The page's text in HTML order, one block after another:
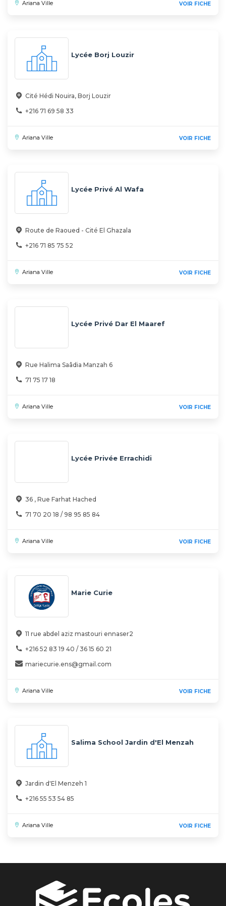
Ariana Ville VOIR FICHE
Lycée Borj Louzir
Cité Hédi Nouira, Borj Louzir
+216 71 69 58 33
Ariana Ville VOIR FICHE
Lycée Privé Al Wafa
Route de Raoued - Cité El Ghazala
+216 71 85 75 52
Ariana Ville VOIR FICHE
Lycée Privé Dar El Maaref
Rue Halima Saâdia Manzah 6
71 75 17 18
Ariana Ville VOIR FICHE
Lycée Privée Errachidi
36 , Rue Farhat Hached
71 70 20 18 / 98 95 85 84
Ariana Ville VOIR FICHE
Marie Curie
11 rue abdel aziz mastouri ennaser2
+216 52 83 19 40 / 36 15 60 21
mariecurie.ens@gmail.com
Ariana Ville VOIR FICHE
Salima School Jardin d'El Menzah
Jardin d'El Menzeh 1
+216 55 53 54 85
Ariana Ville VOIR FICHE